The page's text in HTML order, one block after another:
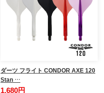
ダーツ フライト CONDOR AXE 120
Stan …
1,680円